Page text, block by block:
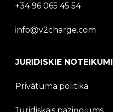
+34 96 065 45 54
info@v2charge.com
JURIDISKIE NOTEIKUMI
Privātuma politika
Juridiskais paziņojums